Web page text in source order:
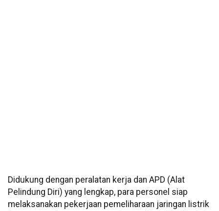
Didukung dengan peralatan kerja dan APD (Alat
Pelindung Diri) yang lengkap, para personel siap
melaksanakan pekerjaan pemeliharaan jaringan listrik